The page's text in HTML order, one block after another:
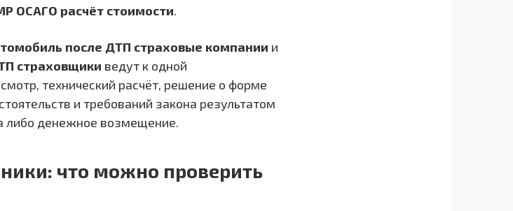
ОСАГО расчёт стоимости.
после ДТП страховые компании и
страховщики ведут к одной
технический расчёт, решение о форме
и требований закона результатом
либо денежное возмещение.
что можно проверить